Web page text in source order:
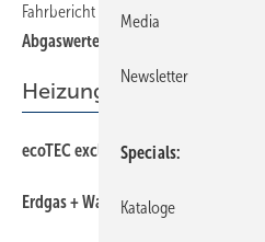
Fahrbericht Mercedes Vito
Abgaswerte minimiert
Heizung
ecoTEC exclusive und ­ecoTEC plus
Erdgas + Wasserstoff = Energiewende
Media
Newsletter
Specials
Kataloge